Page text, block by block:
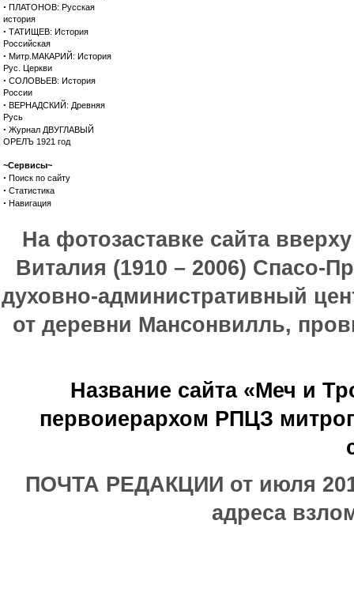
· ПЛАТОНОВ: Русская
история
· ТАТИЩЕВ: История
Российская
· Митр.МАКАРИЙ: История
Рус. Церкви
· СОЛОВЬЕВ: История
России
· ВЕРНАДСКИЙ: Древняя
Русь
· Журнал ДВУГЛАВЫЙ
ОРЕЛЪ 1921 год
~Сервисы~
· Поиск по сайту
· Статистика
· Навигация
На фотозаставке сайта
Виталия (1910 – 2006) Спасо-
духовно-административный
от деревни Мансонвилль,
Название сайта «Меч и
первоиерархом РПЦЗ
ПОЧТА РЕДАКЦИИ от июля
адреса